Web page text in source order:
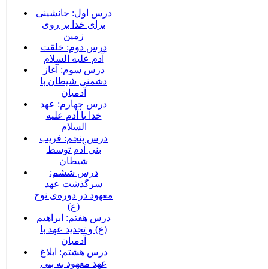
درس اول: جانشینی
برای خدا بر روی
زمین
درس دوم: خلقت
آدم علیه السلام
درس سوم: آغاز
دشمنی شیطان با
آدمیان
درس چهارم: عهد
خدا با آدم علیه
السلام
درس پنجم: فریب
بنی آدم توسط
شیطان
درس ششم:
سرگذشت عهد
معهود در دوره‌‌ی نوح
(ع)
درس هفتم: ابراهیم
(ع) و تجدید عهد با
آدمیان
درس هشتم: ابلاغ
عهد معهود به بنی